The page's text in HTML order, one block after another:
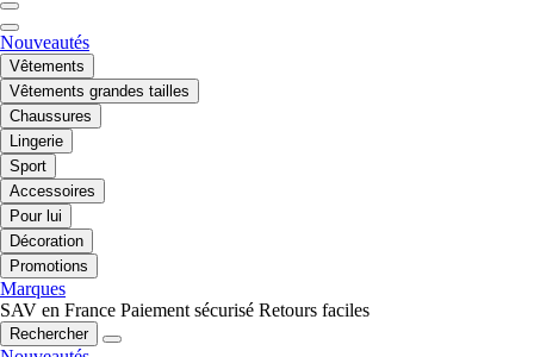
Nouveautés
Vêtements
Vêtements grandes tailles
Chaussures
Lingerie
Sport
Accessoires
Pour lui
Décoration
Promotions
Marques
SAV en France Paiement sécurisé Retours faciles
Rechercher